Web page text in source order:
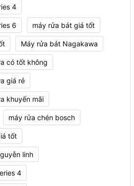
4
6 máy rửa bát giá tốt
Máy rửa bát Nagakawa
có tốt không
giá rẻ
khuyến mãi
máy rửa chén bosch
tốt
linh
4